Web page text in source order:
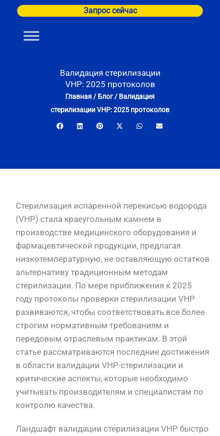
Перейти
содержимому
Запрос сейчас
Валидация стерилизации
VHP: 2025 протоколов
Главная/ Блог/ Валидация
стерилизации VHP: 2025 протоколов
Стерилизация испаренной перекисью водорода
(VHP) стала краеугольным камнем в
производстве медицинского оборудования и
фармацевтической продукции, предлагая
низкотемпературную, не оставляющую остатков
альтернативу традиционным методам
стерилизации. По мере приближения к 2025
году протоколы проверки стерилизации VHP
развиваются, чтобы соответствовать все более
строгим нормативным требованиям и
передовым отраслевым практикам. В этой
статье рассматриваются последние достижения
в области валидации VHP-стерилизации и
критические аспекты, которые необходимо
учитывать производителям и специалистам по
контролю качества.
Ландшафт валидации стерилизации VHP быстро